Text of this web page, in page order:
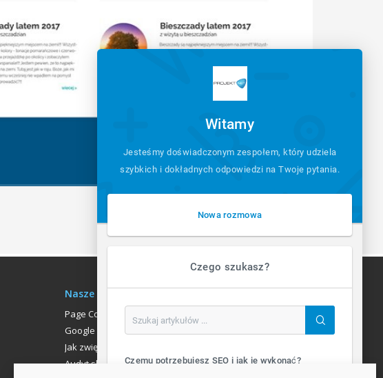
Nasze usługi
Page Communication
Google Analitycs
Jak zwiększyć liczbę klientów
Audyt sklepu internetowego
Witamy
Jesteśmy doświadczonym zespołem, który udziela
szybkich i dokładnych odpowiedzi na Twoje pytania.
Nowa rozmowa
Czego szukasz?
Czemu potrzebujesz SEO i jak je wykonać?